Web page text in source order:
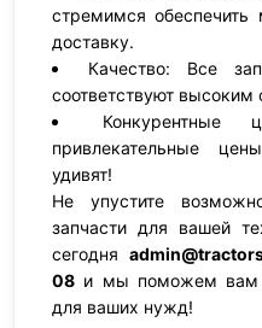
стремимся обеспечить
доставку.
Качество: Все
соответствуют высоким
привлекательные
удивят!
Не упустите
запчасти для вашей
сегодня
08 и мы поможем вам
для ваших нужд!